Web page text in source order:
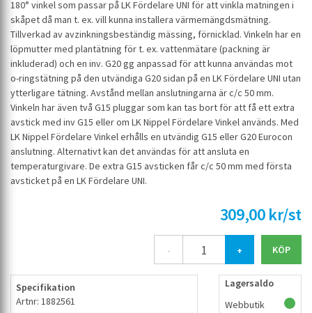
180° vinkel som passar på LK Fördelare UNI för att vinkla matningen i
skåpet då man t. ex. vill kunna installera värmemängdsmätning.
Tillverkad av avzinkningsbeständig mässing, förnicklad. Vinkeln har en
löpmutter med plantätning för t. ex. vattenmätare (packning är
inkluderad) och en inv. G20 gg anpassad för att kunna användas mot
o-ringstätning på den utvändiga G20 sidan på en LK Fördelare UNI utan
ytterligare tätning. Avstånd mellan anslutningarna är c/c 50 mm.
Vinkeln har även två G15 pluggar som kan tas bort för att få ett extra
avstick med inv G15 eller om LK Nippel Fördelare Vinkel används. Med
LK Nippel Fördelare Vinkel erhålls en utvändig G15 eller G20 Eurocon
anslutning. Alternativt kan det användas för att ansluta en
temperaturgivare. De extra G15 avsticken får c/c 50 mm med första
avsticket på en LK Fördelare UNI.
309,00 kr/st
- +
Specifikation
Artnr: 1882561
Lagersaldo
Webbutik